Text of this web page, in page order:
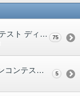
モグハウスデコレーションコンテスト ディスカッションスレッド 75
第0回 モグハウスデコレーションコンテスト 入賞作品発表！ 5